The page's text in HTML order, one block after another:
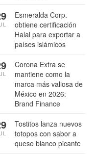
Esmeralda Corp.
obtiene certificación
Halal para exportar a
países islámicos
Corona Extra se
mantiene como la
marca más valiosa de
México en 2026:
Brand Finance
Tostitos lanza nuevos
totopos con sabor a
queso blanco picante